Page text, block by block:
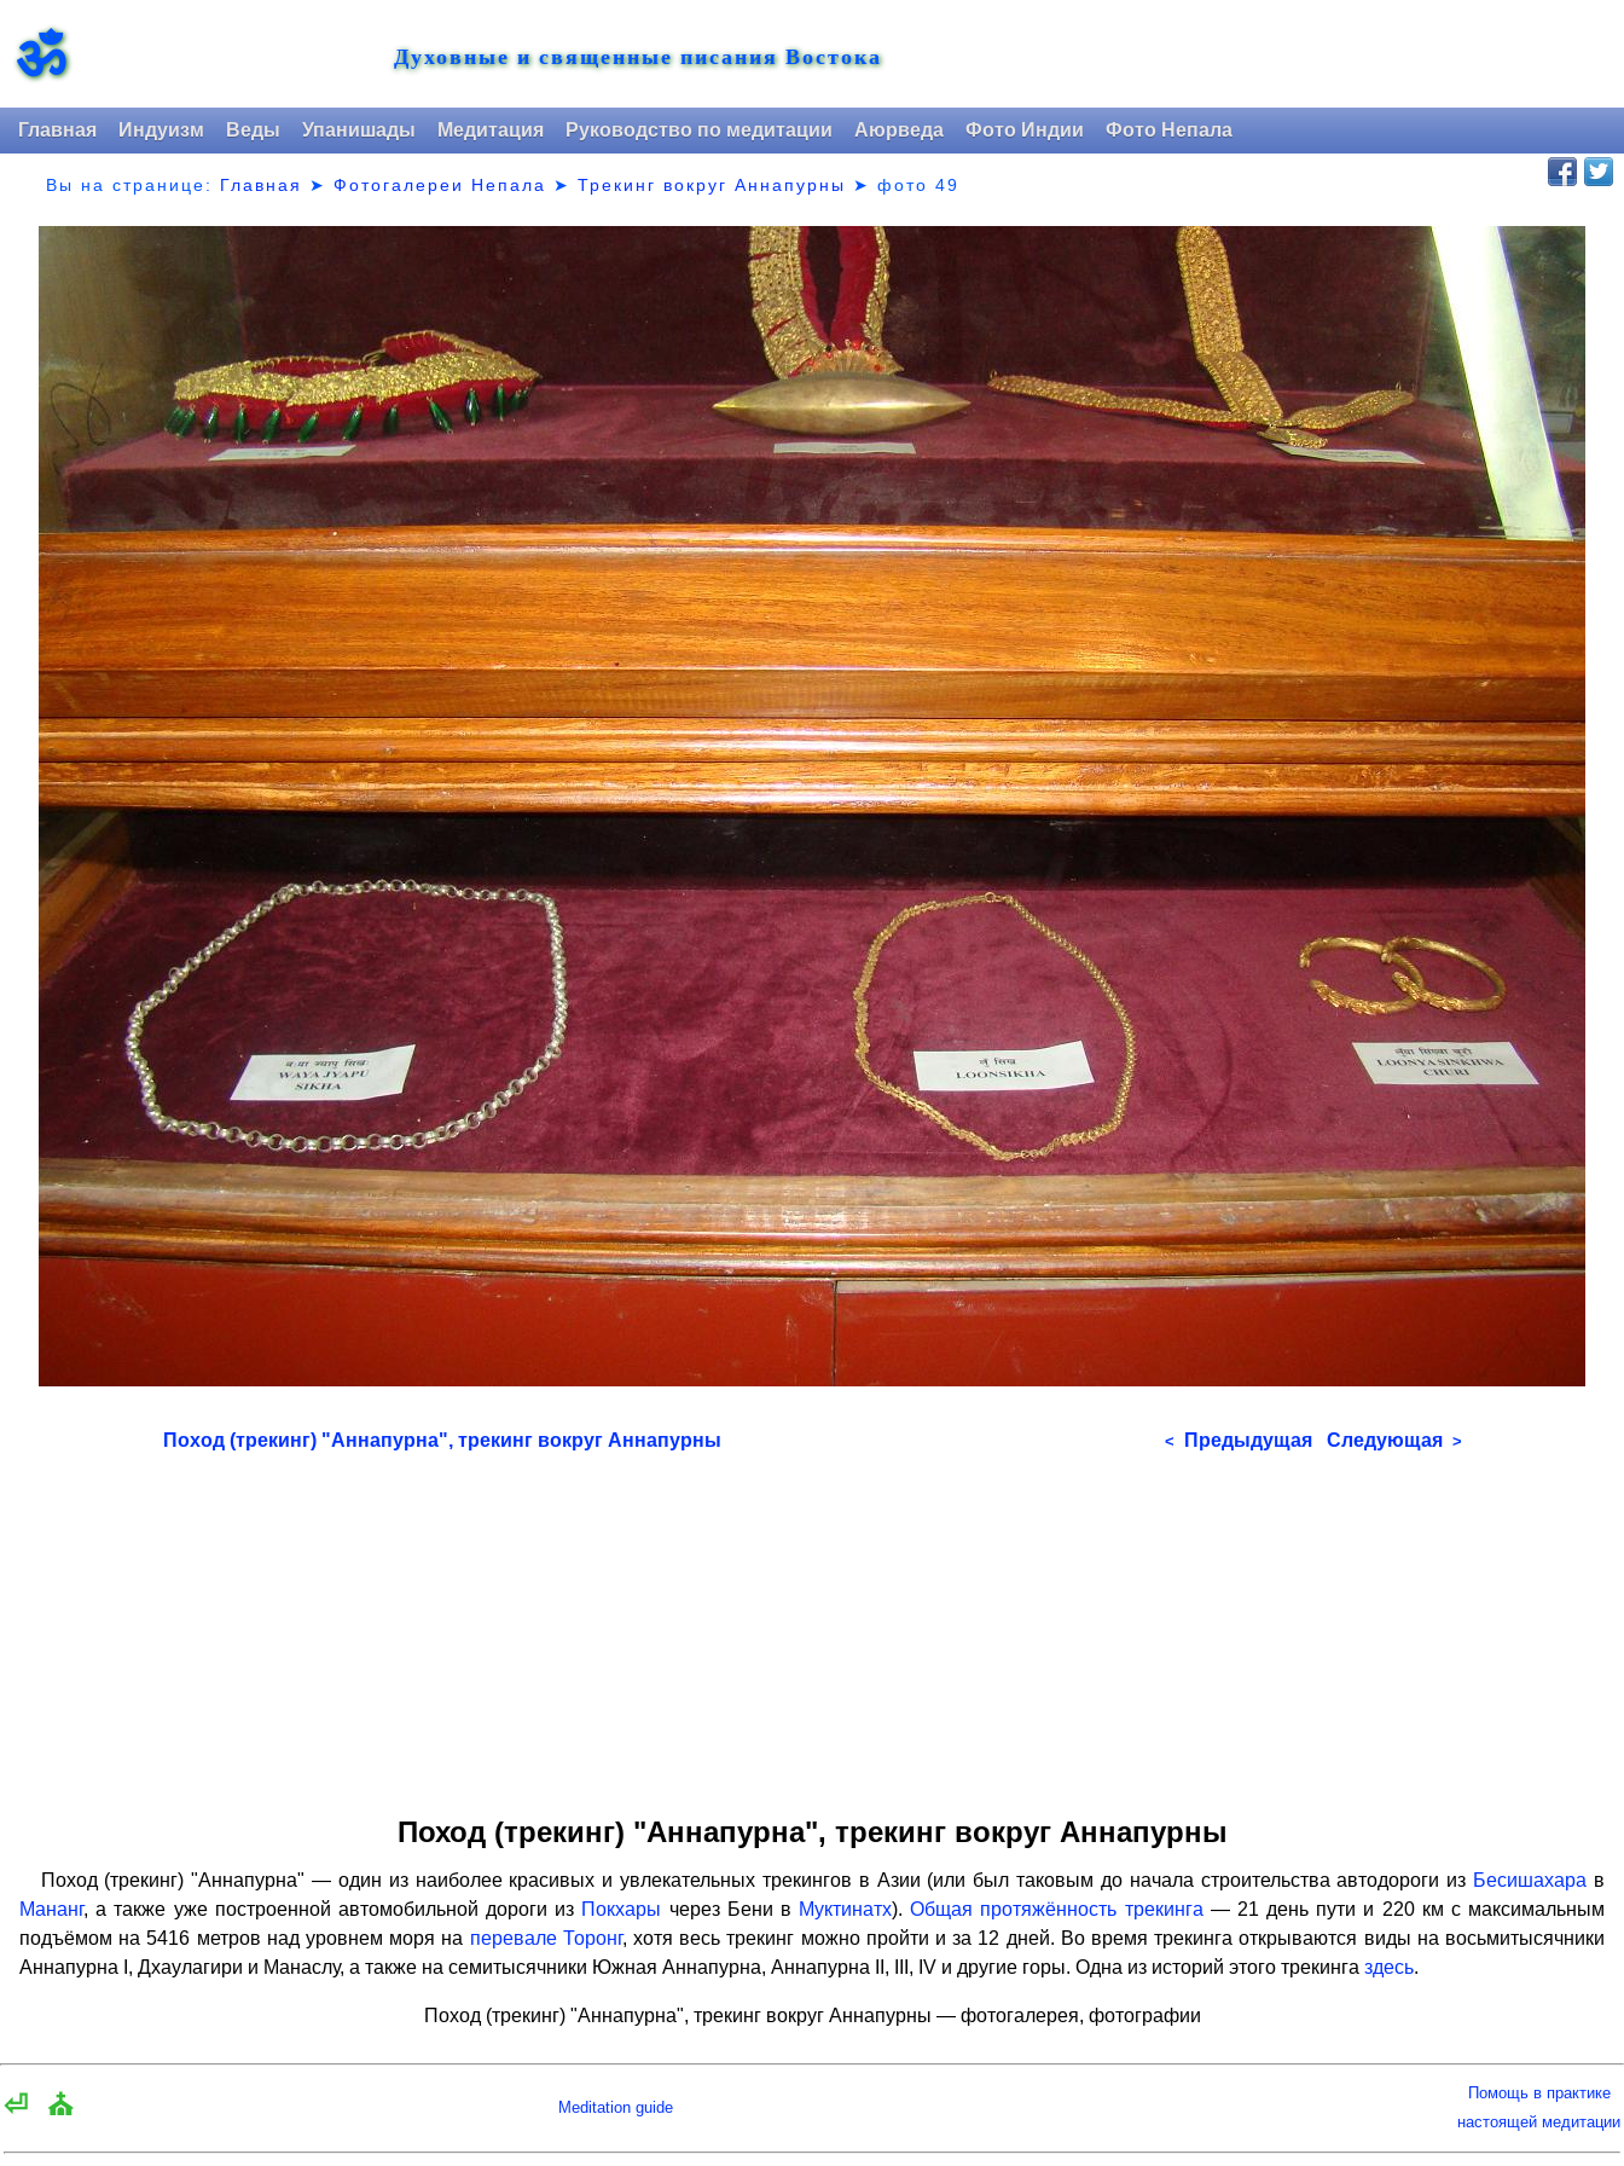
ॐ Духовные и священные писания Востока
Главная Индуизм Веды Упанишады Медитация Руководство по медитации Аюрведа Фото Индии Фото Непала
Вы на странице: Главная ➤Фотогалереи Непала ➤Трекинг вокруг Аннапурны ➤фото 49
Поход (трекинг) "Аннапурна", трекинг вокруг Аннапурны < Предыдущая Следующая >
Поход (трекинг) "Аннапурна", трекинг вокруг Аннапурны
Поход (трекинг) "Аннапурна" — один из наиболее красивых и увлекательных трекингов в Азии (или был таковым до начала строительства автодороги из Бесишахара в
Мананг, а также уже построенной автомобильной дороги из Покхары через Бени в Муктинатх).Общая протяжённость трекинга — 21 день пути и 220 км с максимальным
подъёмом на 5416 метров над уровнем моря на перевале Торонг, хотя весь трекинг можно пройти и за 12 дней. Во время трекинга открываются виды на восьмитысячники
Аннапурна I, Дхаулагири и Манаслу, а также на семитысячники Южная Аннапурна, Аннапурна II, III, IV и другие горы. Одна из историй этого трекинга здесь.
Поход (трекинг) "Аннапурна", трекинг вокруг Аннапурны — фотогалерея, фотографии
⏎ ⛪ Meditation guide
Помощь в практике
настоящей медитации